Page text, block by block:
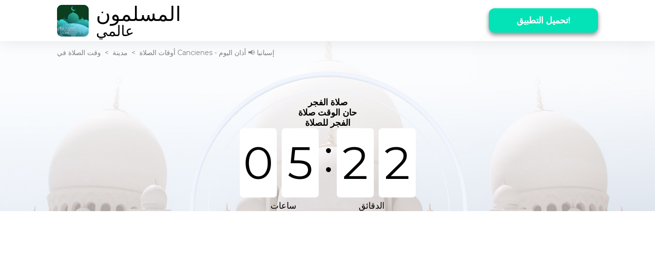
المسلمون
عالمي تحميل التطبيق!
أوقات الصلاة > مدينة > وقت الصلاة في Cancienes - إسبانيا 📢 أذان اليوم
صلاة الفجر
حان الوقت صلاة
الفجر للصلاة
0 5 :2 2
ساعات الدقائق